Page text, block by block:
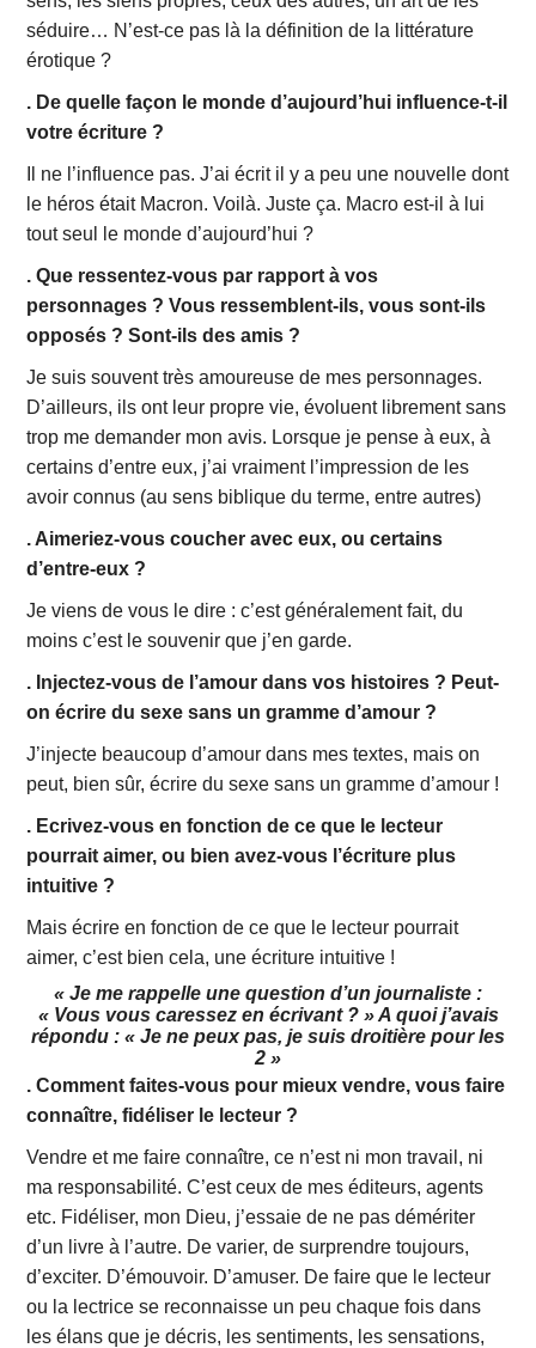
séduire… N’est-ce pas là la définition de la littérature
érotique ?
. De quelle façon le monde d’aujourd’hui influence-t-il
votre écriture ?
Il ne l’influence pas. J’ai écrit il y a peu une nouvelle dont
le héros était Macron. Voilà. Juste ça. Macro est-il à lui
tout seul le monde d’aujourd’hui ?
. Que ressentez-vous par rapport à vos
personnages ? Vous ressemblent-ils, vous sont-ils
opposés ? Sont-ils des amis ?
Je suis souvent très amoureuse de mes personnages.
D’ailleurs, ils ont leur propre vie, évoluent librement sans
trop me demander mon avis. Lorsque je pense à eux, à
certains d’entre eux, j’ai vraiment l’impression de les
avoir connus (au sens biblique du terme, entre autres)
. Aimeriez-vous coucher avec eux, ou certains
d’entre-eux ?
Je viens de vous le dire : c’est généralement fait, du
moins c’est le souvenir que j’en garde.
. Injectez-vous de l’amour dans vos histoires ? Peut-
on écrire du sexe sans un gramme d’amour ?
J’injecte beaucoup d’amour dans mes textes, mais on
peut, bien sûr, écrire du sexe sans un gramme d’amour !
. Ecrivez-vous en fonction de ce que le lecteur
pourrait aimer, ou bien avez-vous l’écriture plus
intuitive ?
Mais écrire en fonction de ce que le lecteur pourrait
aimer, c’est bien cela, une écriture intuitive !
« Je me rappelle une question d’un journaliste :
« Vous vous caressez en écrivant ? » A quoi j’avais
répondu : « Je ne peux pas, je suis droitière pour les
2 »
. Comment faites-vous pour mieux vendre, vous faire
connaître, fidéliser le lecteur ?
Vendre et me faire connaître, ce n’est ni mon travail, ni
ma responsabilité. C’est ceux de mes éditeurs, agents
etc. Fidéliser, mon Dieu, j’essaie de ne pas démériter
d’un livre à l’autre. De varier, de surprendre toujours,
d’exciter. D’émouvoir. D’amuser. De faire que le lecteur
ou la lectrice se reconnaisse un peu chaque fois dans
les élans que je décris, les sentiments, les sensations,